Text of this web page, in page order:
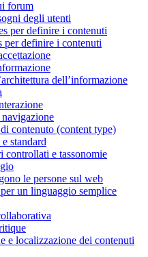
forum
degli utenti
per definire i contenuti
per definire i contenuti
dell’informazione
contenuto (content type)
standard
controllati e tassonomie
le persone sul web
un linguaggio semplice
e localizzazione dei contenuti